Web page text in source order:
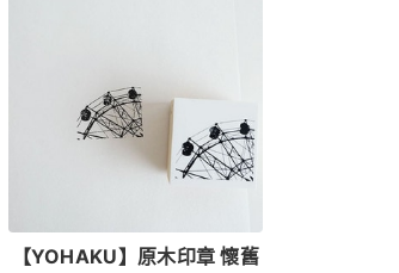
【YOHAKU】原木印章 懷舊